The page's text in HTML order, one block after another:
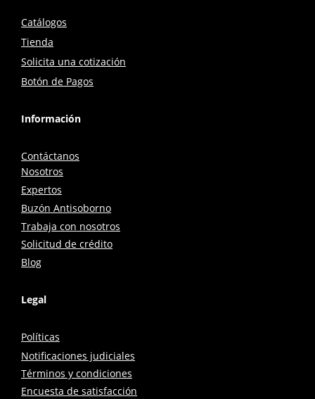
Catálogos
Tienda
Solicita una cotización
Botón de Pagos
Información
Contáctanos
Nosotros
Expertos
Buzón Antisoborno
Trabaja con nosotros
Solicitud de crédito
Blog
Legal
Políticas
Notificaciones judiciales
Términos y condiciones
Encuesta de satisfacción